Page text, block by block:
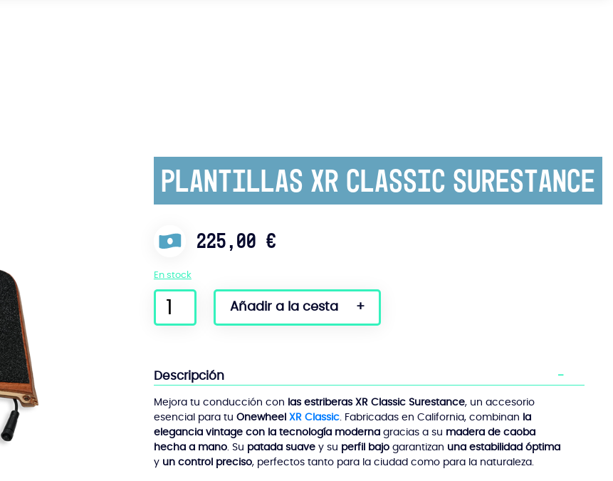
Plantillas XR Classic Surestance
En stock
225,00 €
cantidad
Footpads
Surestance
Añadir a la cesta
Descripción
Mejora tu conducción con las estriberas XR Classic Surestance, un accesorio
esencial para tu Onewheel XR Classic. Fabricadas en California, combinan la
elegancia vintage con la tecnología modernagracias a su madera de caoba
hecha a mano. Su patada suavey su perfil bajogarantizan una estabilidad óptima
y un control preciso, perfectos tanto para la ciudad como para la naturaleza.